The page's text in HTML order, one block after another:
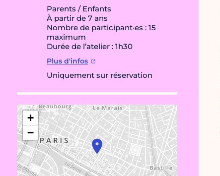
Parents / Enfants
À partir de 7 ans
Nombre de participant·es : 15
maximum
Durée de l’atelier : 1h30
Plus d'infos
Uniquement sur réservation
+
−